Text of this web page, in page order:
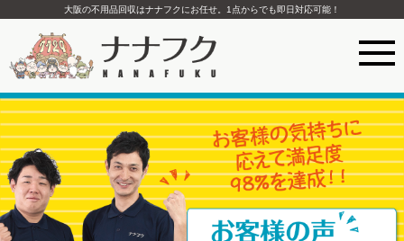
大阪の不用品回収はナナフクにお任せ。1点からでも即日対応可能！